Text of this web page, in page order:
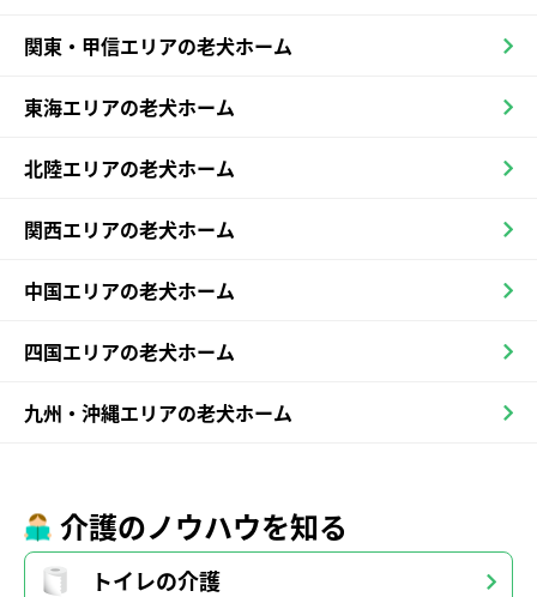
関東・甲信エリアの老犬ホーム
東海エリアの老犬ホーム
北陸エリアの老犬ホーム
関西エリアの老犬ホーム
中国エリアの老犬ホーム
四国エリアの老犬ホーム
九州・沖縄エリアの老犬ホーム
介護のノウハウを知る
トイレの介護